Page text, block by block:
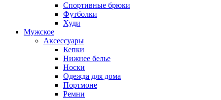
Спортивные брюки
Футболки
Худи
Мужское
Аксессуары
Кепки
Нижнее белье
Носки
Одежда для дома
Портмоне
Ремни